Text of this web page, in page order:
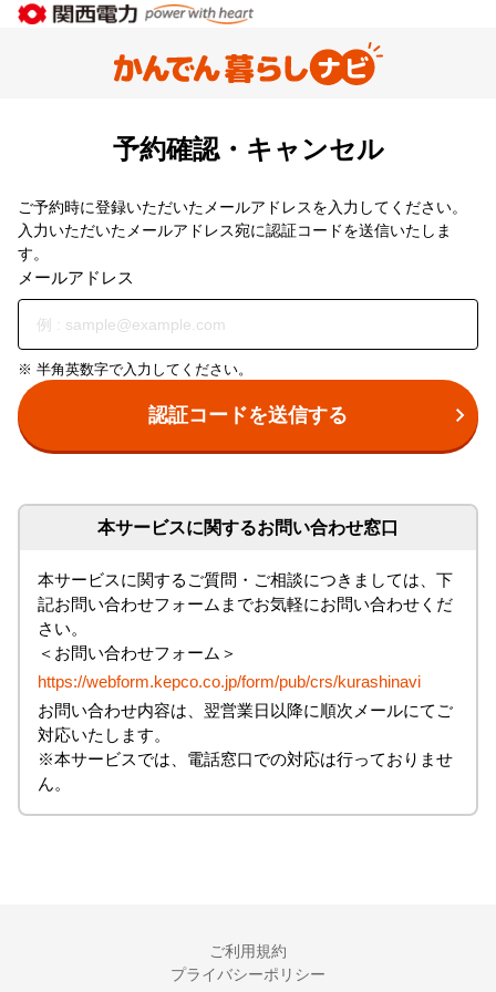
予約確認・キャンセル
ご予約時に登録いただいたメールアドレスを入力してください。
入力いただいたメールアドレス宛に認証コードを送信いたしま
す。
メールアドレス
※ 半角英数字で入力してください。
認証コードを送信する
本サービスに関するお問い合わせ窓口
本サービスに関するご質問・ご相談につきましては、下
記お問い合わせフォームまでお気軽にお問い合わせくだ
さい。
＜お問い合わせフォーム＞
https://webform.kepco.co.jp/form/pub/crs/kurashinavi
お問い合わせ内容は、翌営業日以降に順次メールにてご
対応いたします。
※本サービスでは、電話窓口での対応は行っておりませ
ん。
ご利用規約
プライバシーポリシー